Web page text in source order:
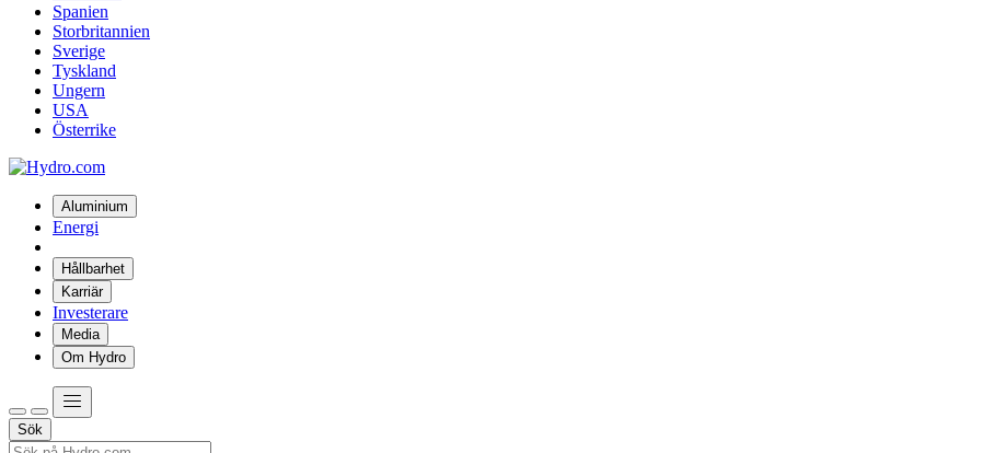
Spanien
Storbritannien
Sverige
Tyskland
Ungern
USA
Österrike
Aluminium
Energi
Hållbarhet
Karriär
Investerare
Media
Om Hydro
Sök